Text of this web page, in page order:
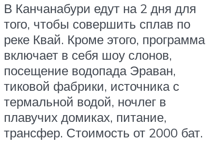
В Канчанабури едут на 2 дня для
того, чтобы совершить сплав по
реке Квай. Кроме этого, программа
включает в себя шоу слонов,
посещение водопада Эраван,
тиковой фабрики, источника с
термальной водой, ночлег в
плавучих домиках, питание,
трансфер. Стоимость от 2000 бат.